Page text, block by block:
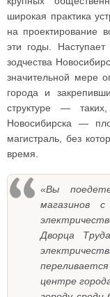
широкая практика
на проектирование
эти годы.
зодчества
значительной мере
города и
структуре —
Новосибирска —
магистраль, без
время.
«Вы
магазинов
Дворца
центре